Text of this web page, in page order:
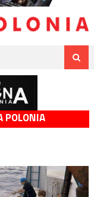
POLONIA